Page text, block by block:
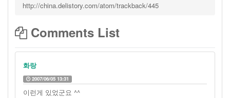
http://china.delistory.com/atom/trackback/445
Comments List
화랑
2007/06/05 13:31
이런게 있었군요 ^^